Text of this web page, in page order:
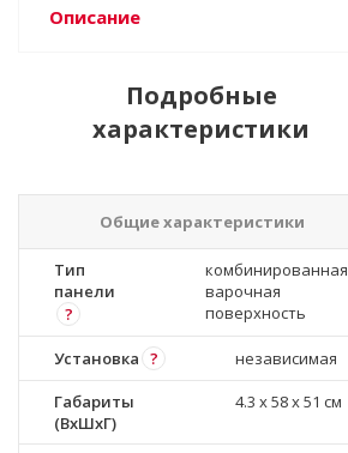
Описание
Подробные
характеристики
Общие характеристики
Тип
панели
?
комбинированная
варочная
поверхность
Установка ?
независимая
Габариты
(ВхШхГ)
4.3 x 58 x 51 см